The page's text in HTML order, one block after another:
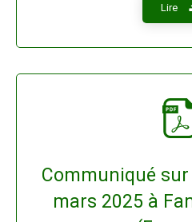
Lire
Communiqué
mars 2025 à